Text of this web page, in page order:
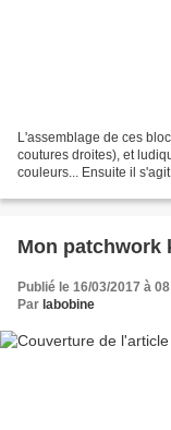
L'assemblage de ces
coutures droites), et
couleurs... Ensuite il
Mon patchwork
Publié le 16/03/2017 à
Par labobine